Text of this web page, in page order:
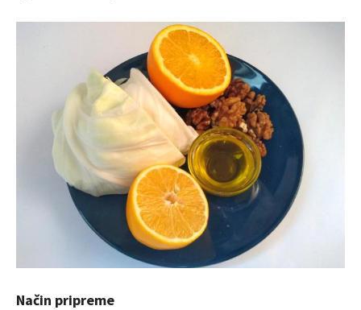
Način pripreme